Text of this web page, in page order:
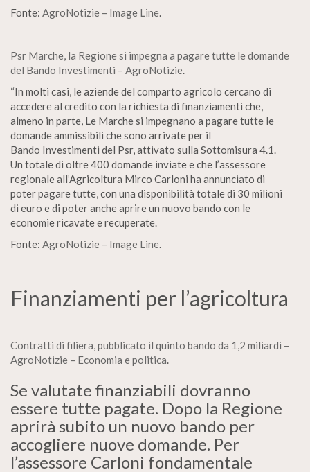
Fonte: AgroNotizie – Image Line.
Psr Marche, la Regione si impegna a pagare tutte le domande
del Bando Investimenti – AgroNotizie.
“In molti casi, le aziende del comparto agricolo cercano di
accedere al credito con la richiesta di finanziamenti che,
almeno in parte, Le Marche si impegnano a pagare tutte le
domande ammissibili che sono arrivate per il
Bando Investimenti del Psr, attivato sulla Sottomisura 4.1.
Un totale di oltre 400 domande inviate e che l’assessore
regionale all’Agricoltura Mirco Carloni ha annunciato di
poter pagare tutte, con una disponibilità totale di 30 milioni
di euro e di poter anche aprire un nuovo bando con le
economie ricavate e recuperate.
Fonte: AgroNotizie – Image Line.
Finanziamenti per l’agricoltura
Contratti di filiera, pubblicato il quinto bando da 1,2 miliardi –
AgroNotizie – Economia e politica.
Se valutate finanziabili dovranno
essere tutte pagate. Dopo la Regione
aprirà subito un nuovo bando per
accogliere nuove domande. Per
l’assessore Carloni fondamentale